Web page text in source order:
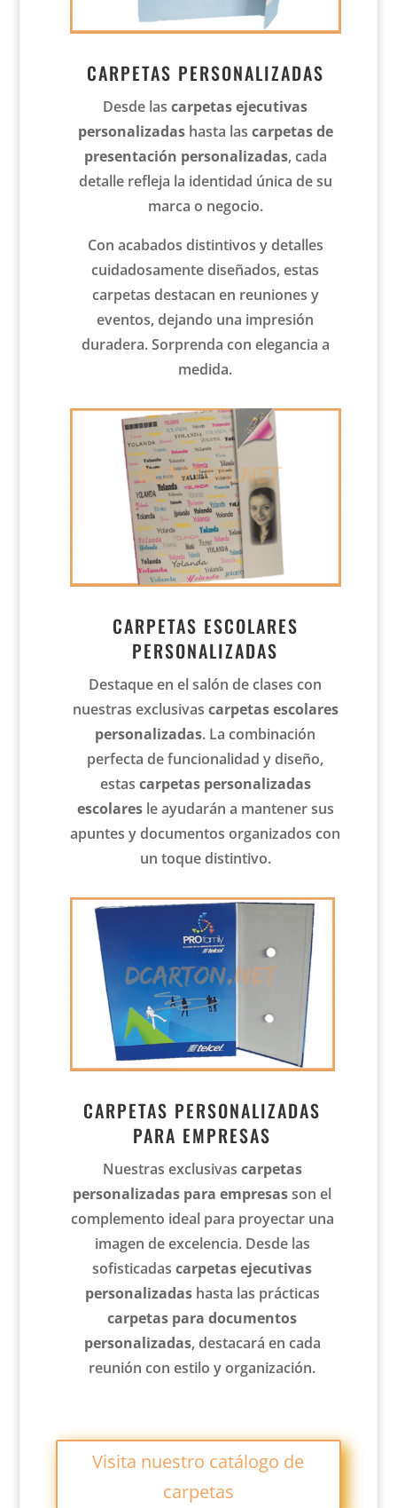
CARPETAS PERSONALIZADAS
Desde lascarpetas ejecutivas
personalizadashasta las carpetas de
presentación personalizadas, cada
detalle refleja la identidad única de su
marca o negocio.
Con acabados distintivos y detalles
cuidadosamente diseñados, estas
carpetas destacan en reuniones y
eventos, dejando una impresión
duradera. Sorprenda con elegancia a
medida.
CARPETAS ESCOLARES
PERSONALIZADAS
Destaque en el salón de clases con
nuestras exclusivas carpetas escolares
personalizadas. La combinación
perfecta de funcionalidad y diseño,
estas carpetas personalizadas
escolaresle ayudarán a mantener sus
apuntes y documentos organizados con
un toque distintivo.
CARPETAS PERSONALIZADAS
PARA EMPRESAS
Nuestras exclusivas carpetas
personalizadas para empresasson el
complemento ideal para proyectar una
imagen de excelencia. Desde las
sofisticadascarpetas ejecutivas
personalizadashasta las prácticas
carpetas para documentos
personalizadas, destacará en cada
reunión con estilo y organización.
Visita nuestro catálogo de
carpetas